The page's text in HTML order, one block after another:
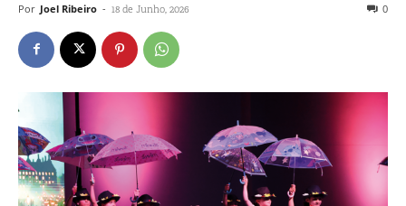
Por Joel Ribeiro - 18 de Junho, 2026 0